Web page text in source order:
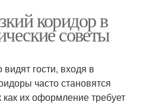
коридор в
советы
гости, входя в
часто становятся
их оформление требует